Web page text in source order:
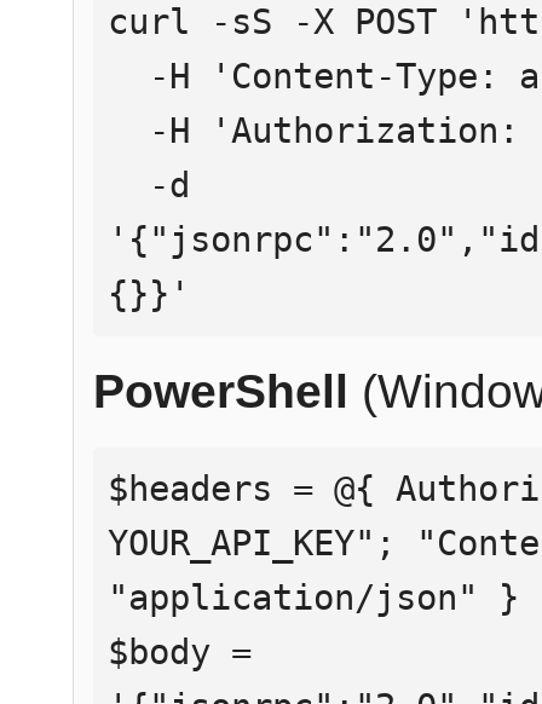
curl -sS -X POST
{}}'
PowerShell
$headers = @{
YOUR_API_KEY";
"application/json" }
$body =